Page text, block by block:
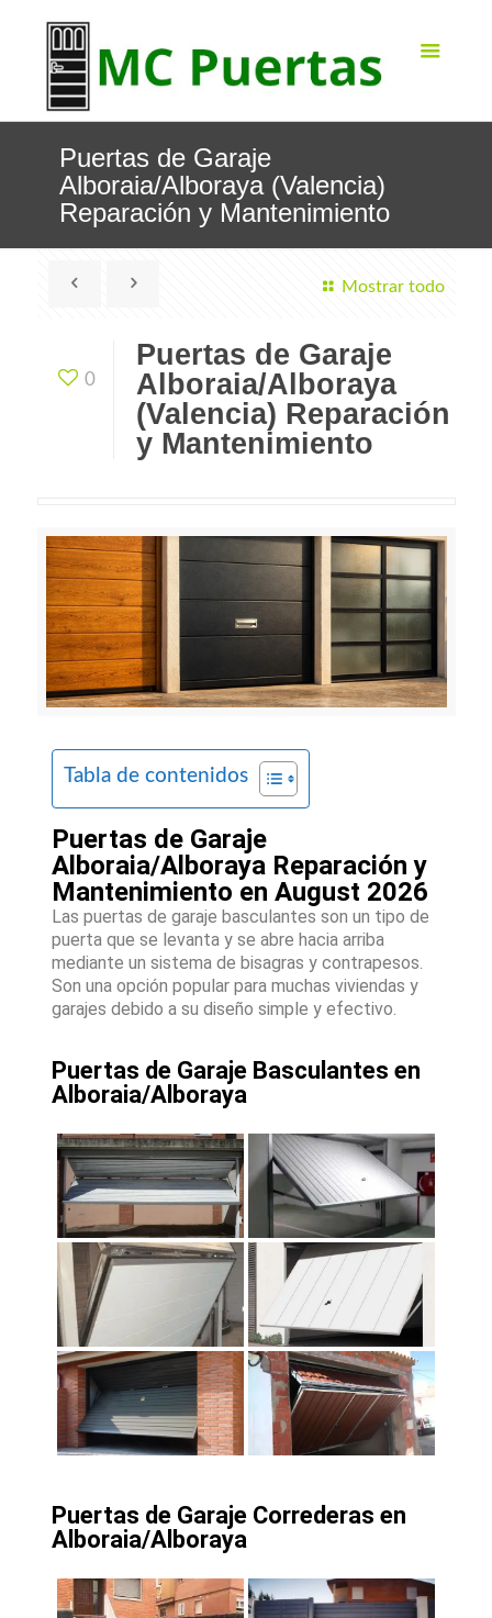
Puertas de Garaje
Alboraia/Alboraya (Valencia)
Reparación y Mantenimiento
Mostrar todo
0
Puertas de Garaje
Alboraia/Alboraya
(Valencia) Reparación
y Mantenimiento
Tabla de contenidos
Puertas de Garaje
Alboraia/Alboraya Reparación y
Mantenimiento en August 2026
Las puertas de garaje basculantes son un tipo de
puerta que se levanta y se abre hacia arriba
mediante un sistema de bisagras y contrapesos.
Son una opción popular para muchas viviendas y
garajes debido a su diseño simple y efectivo.
Puertas de Garaje Basculantes en
Alboraia/Alboraya
Puertas de Garaje Correderas en
Alboraia/Alboraya